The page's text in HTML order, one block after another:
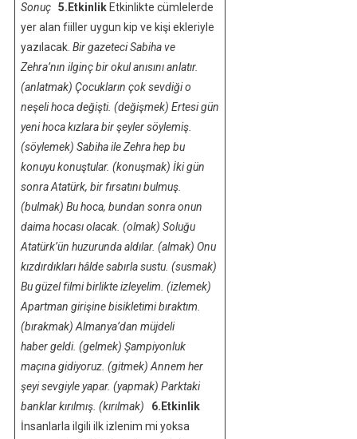
Sonuç 5.EtkinlikEtkinlikte cümlelerde
yer alan fiiller uygun kip ve kişi ekleriyle
yazılacak. Bir gazeteci Sabiha ve
Zehra’nın ilginç bir okul anısını anlatır.
(anlatmak) Çocukların çok sevdiği o
neşeli hocadeğişti. (değişmek) Ertesi gün
yeni hoca kızlara bir şeylersöylemiş.
(söylemek) Sabiha ile Zehra hep bu
konuyukonuştular. (konuşmak) İki gün
sonra Atatürk, bir fırsatınıbulmuş.
(bulmak) Bu hoca, bundan sonra onun
daima hocasıolacak. (olmak) Soluğu
Atatürk’ün huzurundaaldılar. (almak) Onu
kızdırdıkları hâlde sabırlasustu. (susmak)
Bu güzel filmi birlikteizleyelim . (izlemek)
Apartman girişine bisikletimibıraktım
(bırakmak) Almanya’dan müjdeli
habergeldi. (gelmek) Şampiyonluk
maçınagidiyoruz. (gitmek) Annem her
şeyi sevgiyleyapar. (yapmak) Parktaki
banklarkırılmış. (kırılmak)
6.Etkinlik
İnsanlarla ilgili ilk izlenim mi yoksa